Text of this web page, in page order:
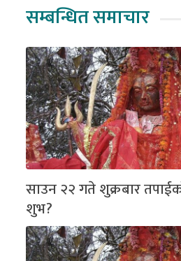
सम्बन्धित समाचार
साउन २२ गते शुक्रबार
शुभ?